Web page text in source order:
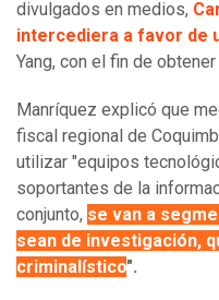
divulgados en medios,
intercediera a favor de
Yang, con el fin de
Manríquez explicó que
fiscal regional de
utilizar "equipos
soportantes de la
conjunto, se van a
sean de investigación,
criminalístico".